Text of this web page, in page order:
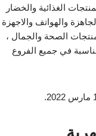
الغذائية والخضار
والهواتف والاجهزة
الصحة والجمال ،
في جميع الفروع